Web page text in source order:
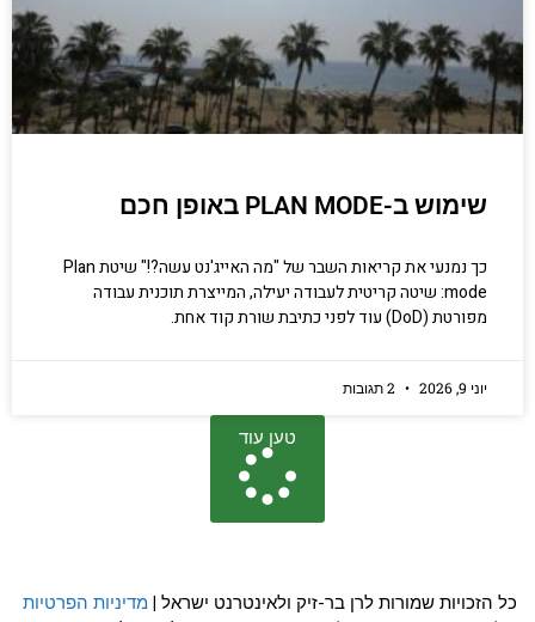
שימוש ב-PLAN MODE באופן חכם
כך נמנעי את קריאות השבר של "מה האייג'נט עשה?!" שיטת Plan
mode: שיטה קריטית לעבודה יעילה, המייצרת תוכנית עבודה
מפורטת (DoD) עוד לפני כתיבת שורת קוד אחת.
יוני 9, 2026
טען עוד
כל הזכויות שמורות לרן בר-זיק ולאינטרנט ישראל | מדיניות הפרטיות